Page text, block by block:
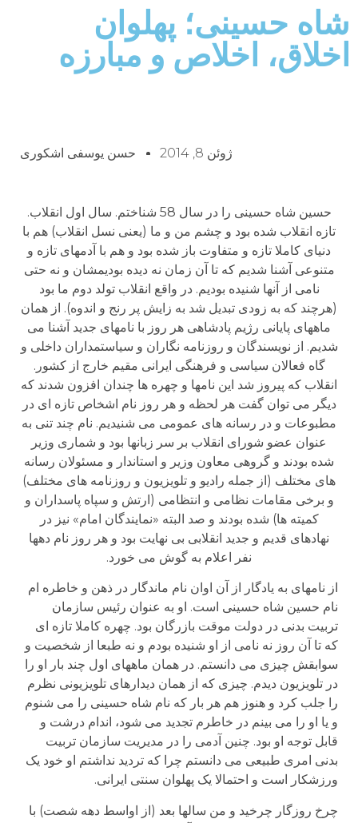
شاه حسینی؛ پهلوان
اخلاق، اخلاص و مبارزه
ژوئن 8, 2014 حسن یوسفی اشکوری
حسین شاه حسینی را در سال 58 شناختم. سال اول انقلاب.
تازه انقلاب شده بود و چشم من و ما (یعنی نسل انقلاب) هم با
دنیای کاملا تازه و متفاوت باز شده بود و هم با آدمهای تازه و
متنوعی آشنا شدیم که تا آن زمان نه دیده بودیمشان و نه حتی
نامی از آنها شنیده بودیم. در واقع انقلاب تولد دوم ما بود
(هرچند که به زودی تبدیل شد به زایش پر رنج و اندوه). از همان
ماههای پایانی رژیم پادشاهی هر روز با نامهای جدید آشنا می
شدیم. از نویسندگان و روزنامه نگاران و سیاستمداران داخلی و
گاه فعالان سیاسی و فرهنگی ایرانی مقیم خارج از کشور.
انقلاب که پیروز شد این نامها و چهره ها چندان افزون شدند که
دیگر می توان گفت هر لحظه و هر روز نام اشخاص تازه ای در
مطبوعات و در رسانه های عمومی می شنیدیم. نام چند تنی به
عنوان عضو شورای انقلاب بر سر زبانها بود و شماری وزیر
شده بودند و گروهی معاون وزیر و استاندار و مسئولان رسانه
های مختلف (از جمله رادیو و تلویزیون و روزنامه های مختلف)
و برخی مقامات نظامی و انتظامی (ارتش و سپاه پاسداران و
کمیته ها) شده بودند و صد البته «نمایندگان امام» نیز در
نهادهای قدیم و جدید انقلابی بی نهایت بود و هر روز نام دهها
نفر اعلام به گوش می خورد.
از نامهای به یادگار از آن اوان نام ماندگار در ذهن و خاطره ام
نام حسین شاه حسینی است. او به عنوان رئیس سازمان
تربیت بدنی در دولت موقت بازرگان بود. چهره کاملا تازه ای
که تا آن روز نه نامی از او شنیده بودم و نه طبعا از شخصیت و
سوابقش چیزی می دانستم. در همان ماههای اول چند بار او را
در تلویزیون دیدم. چیزی که از همان دیدارهای تلویزیونی نظرم
را جلب کرد و هنوز هم هر بار که نام شاه حسینی را می شنوم
و یا او را می بینم در خاطرم تجدید می شود، اندام درشت و
قابل توجه او بود. چنین آدمی را در مدیریت سازمان تربیت
بدنی امری طبیعی می دانستم چرا که تردید نداشتم او خود یک
ورزشکار است و احتمالا یک پهلوان سنتی ایرانی.
چرخ روزگار چرخید و من سالها بعد (از اواسط دهه شصت) با